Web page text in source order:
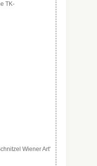
TK-
Wiener Art'